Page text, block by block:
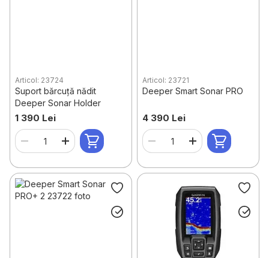
Articol: 23724
Suport bărcuță nădit
Deeper Sonar Holder
1 390 Lei
Articol: 23721
Deeper Smart Sonar PRO
4 390 Lei